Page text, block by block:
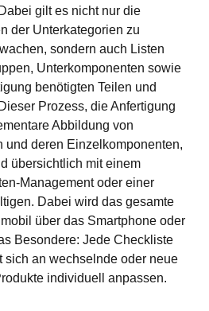
gilt es nicht nur die
der Unterkategorien zu
sondern auch Listen
Unterkomponenten sowie
benötigten Teilen und
Prozess, die Anfertigung
Abbildung von
und deren Einzelkomponenten,
übersichtlich mit einem
Management oder einer
Dabei wird das gesamte
über das Smartphone oder
Besondere: Jede Checkliste
sich an wechselnde oder neue
individuell anpassen.